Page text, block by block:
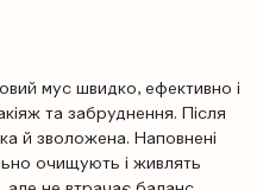
мус швидко, ефективно і
та забруднення. Після
й зволожена. Наповнені
очищують і живлять